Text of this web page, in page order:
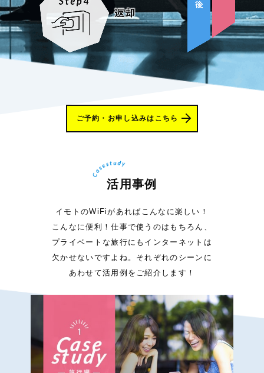
ご予約・お申し込みはこちら
活用事例
イモトのWiFiがあればこんなに楽しい！
こんなに便利！仕事で使うのはもちろん、
プライベートな旅行にもインターネットは
欠かせないですよね。それぞれのシーンに
あわせて活用例をご紹介します！